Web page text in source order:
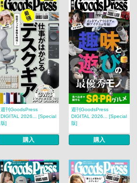
週刊GoodsPress
DIGITAL 2026... [Special
版]
購入
週刊GoodsPress
DIGITAL 2026... [Special
版]
購入